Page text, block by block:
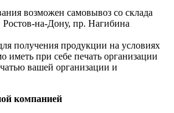
возможен самовывоз со склада
Ростов-на-Дону, пр. Нагибина
получения продукции на условиях
иметь при себе печать организации
вашей организации и
компанией